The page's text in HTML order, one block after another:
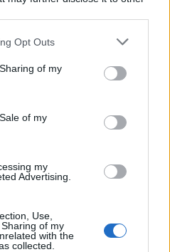
Opt Outs
of my
of my
my
Advertising.
Use,
of my
with the
collected.